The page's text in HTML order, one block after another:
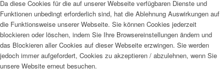
Da diese Cookies für die auf unserer Webseite verfügbaren Dienste und
Funktionen unbedingt erforderlich sind, hat die Ablehnung Auswirkungen auf
die Funktionsweise unserer Webseite. Sie können Cookies jederzeit
blockieren oder löschen, indem Sie Ihre Browsereinstellungen ändern und
das Blockieren aller Cookies auf dieser Webseite erzwingen. Sie werden
jedoch immer aufgefordert, Cookies zu akzeptieren / abzulehnen, wenn Sie
unsere Website erneut besuchen.